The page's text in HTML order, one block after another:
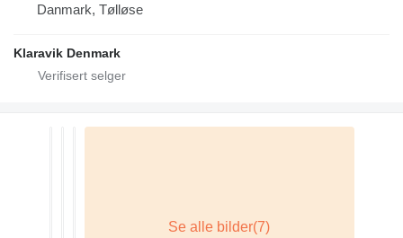
Danmark, Tølløse
Klaravik Denmark